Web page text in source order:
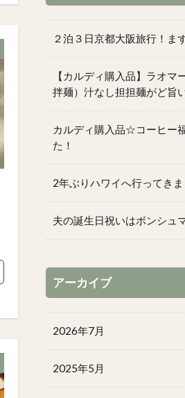
２泊３日京都大阪旅行！ま
【カルディ購入品】ラオマ
拌麺）汁なし担担麺がど旨
カルディ購入品☆コーヒー
た！
2年ぶりハワイへ行ってき
夫の誕生日祝いはボンシュ
アーカイブ
2026年7月
2025年5月